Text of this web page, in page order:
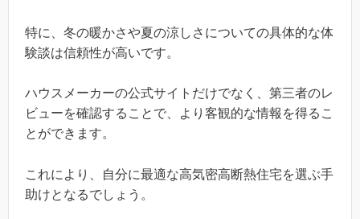
特に、冬の暖かさや夏の涼しさについての具体的な体
験談は信頼性が高いです。
ハウスメーカーの公式サイトだけでなく、第三者のレ
ビューを確認することで、より客観的な情報を得るこ
とができます。
これにより、自分に最適な高気密高断熱住宅を選ぶ手
助けとなるでしょう。